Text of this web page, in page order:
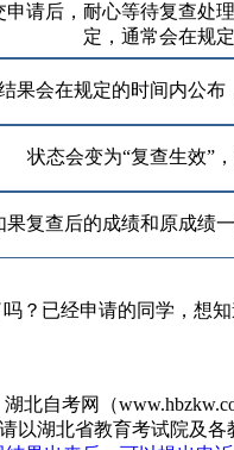
申请后，耐心等待复查处
定，通常会在规
果会在规定的时间内公布
状态会变为“复查生效”
果复查后的成绩和原成绩
已经申请的同学，想知
北自考网（
以湖北省教育考试院及各